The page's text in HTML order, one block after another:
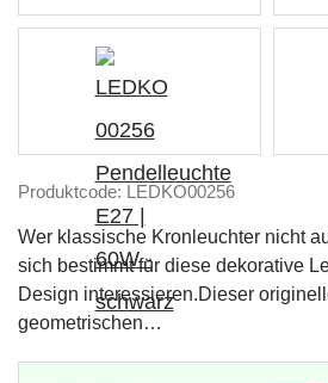
Produktcode: LEDKO00256
Wer klassische Kronleuchter nicht
sich bestimmt für diese dekorative
Design interessieren.Dieser
geometrischen…